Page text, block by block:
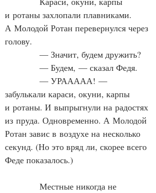
и ротаны захлопали плавниками.
А Молодой Ротан перевернулся через
голову.
— Значит, будем дружить?
— Будем, — сказал Федя.
— УРААААА! —
забулькали караси, окуни, карпы
и ротаны. И выпрыгнули на радостях
из пруда. Одновременно. А Молодой
Ротан завис в воздухе на несколько
секунд. (Но это вряд ли, скорее всего
Феде показалось.)
Местные никогда не